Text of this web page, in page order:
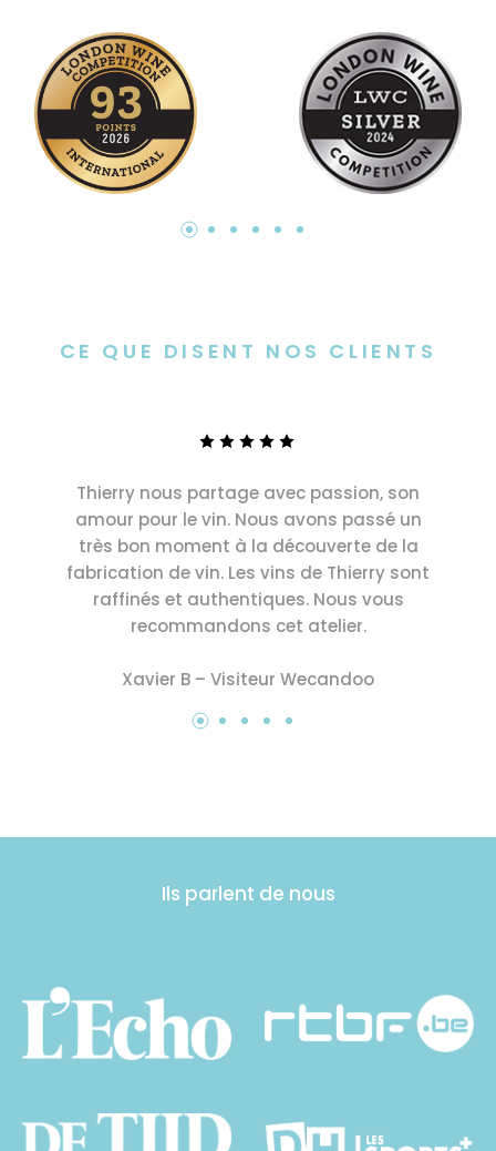
CE QUE DISENT NOS CLIENTS
Thierry nous partage avec passion, son
amour pour le vin. Nous avons passé un
très bon moment à la découverte de la
fabrication de vin. Les vins de Thierry sont
raffinés et authentiques. Nous vous
recommandons cet atelier.
Xavier B – Visiteur Wecandoo
Ils parlent de nous